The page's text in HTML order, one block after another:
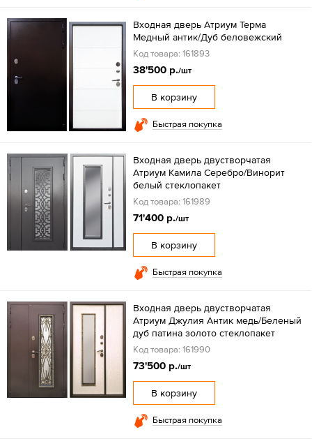
Входная дверь Атриум Терма
Медный антик/Дуб беловежский
Код товара: 161893
38'500 р./шт
В корзину
Быстрая покупка
Входная дверь двустворчатая
Атриум Камила Серебро/Винорит
белый стеклопакет
Код товара: 161989
71'400 р./шт
В корзину
Быстрая покупка
Входная дверь двустворчатая
Атриум Джулия Антик медь/Беленый
дуб патина золото стеклопакет
Код товара: 161990
73'500 р./шт
В корзину
Быстрая покупка